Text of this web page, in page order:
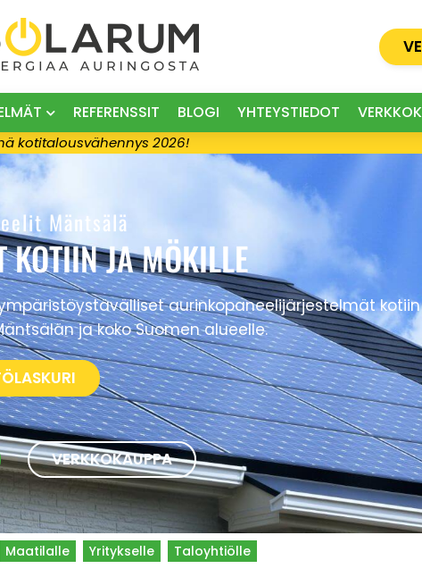
REFERENSSIT BLOGI YHTEYSTIEDOT
kotitalousvähennys 2026!
Mäntsälä
KOTIIN JA MÖKILLE
aurinkopaneelijärjestelmät kotiin
ja koko Suomen alueelle.
VERKKOKAUPPA
Maatilalle Yritykselle Taloyhtiölle